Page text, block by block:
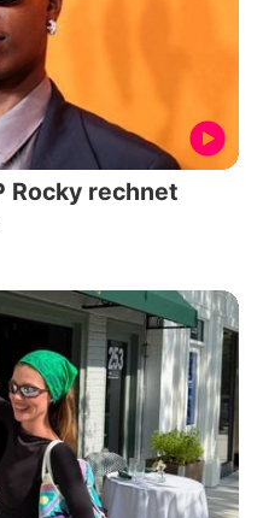
Rocky rechnet